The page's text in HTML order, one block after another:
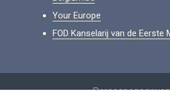
Your Europe
FOD Kanselarij van de Eerste